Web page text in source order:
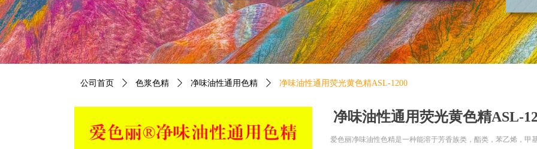
公司首页 ꄲ 色浆色精 ꄲ 净味油性通用色精 ꄲ 净味油性通用荧光黄色精ASL-1200
净味油性通用荧光黄色精ASL-
爱色丽净味油性色精是一种能溶于芳香族类，酯类，苯乙烯，